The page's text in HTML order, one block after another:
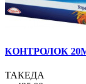
КОНТРОЛОК
ТАКЕДА